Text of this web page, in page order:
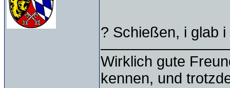
? Schießen, i glab
Wirklich gute
kennen, und